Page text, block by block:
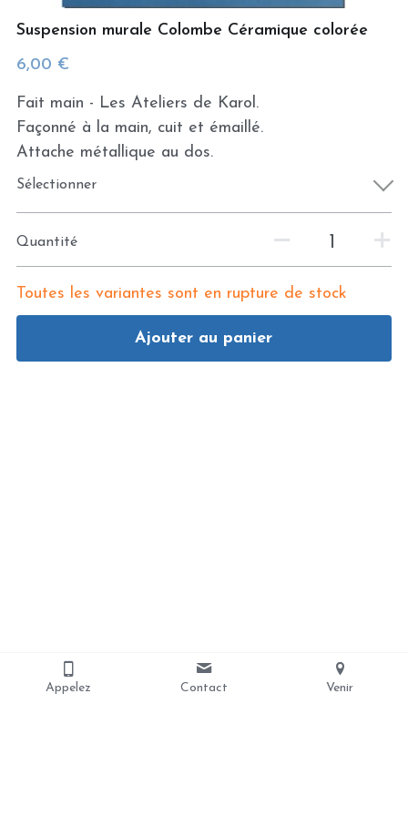
Suspension murale Colombe Céramique colorée
6,00 €
Fait main - Les Ateliers de Karol.
Façonné à la main, cuit et émaillé.
Attache métallique au dos.
Sélectionner
Quantité
Toutes les variantes sont en rupture de stock
Ajouter au panier
Appelez Contact Venir